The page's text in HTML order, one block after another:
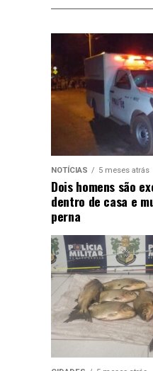
NOTÍCIAS 5 meses atrás
Dois homens são
dentro de casa e
perna